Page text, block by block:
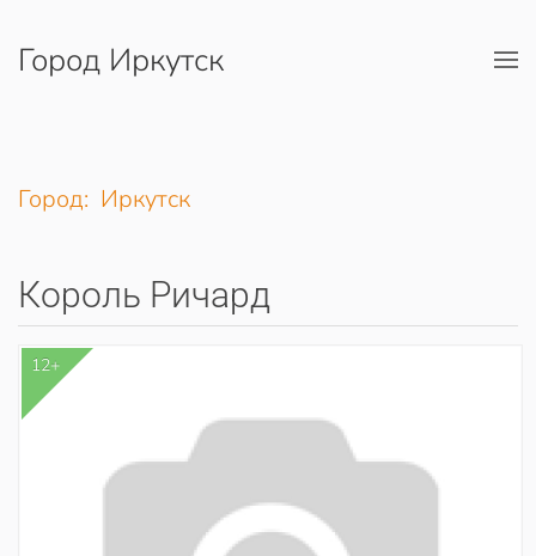
Перейти к содержимому
Город Иркутск
Город: Иркутск
Король Ричард
12+